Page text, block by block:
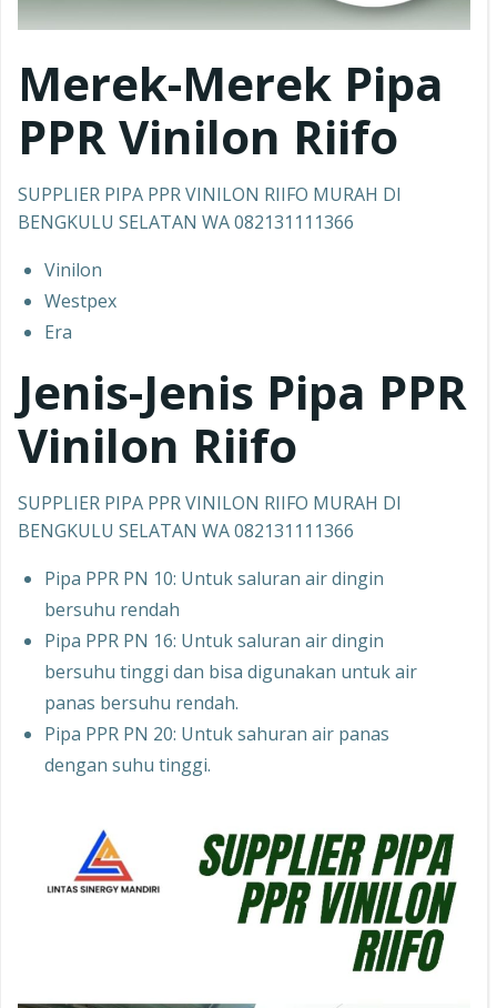
Merek-Merek Pipa
PPRVinilon Riifo
SUPPLIER PIPA PPR VINILON RIIFO MURAH DI
BENGKULU SELATAN WA 082131111366
Vinilon
Westpex
Era
Jenis-Jenis Pipa PPR
Vinilon Riifo
SUPPLIER PIPA PPR VINILON RIIFO MURAH DI
BENGKULU SELATAN WA 082131111366
Pipa PPR PN 10: Untuk saluran air dingin
bersuhu rendah
Pipa PPR PN 16: Untuk saluran air dingin
bersuhu tinggi dan bisa digunakan untuk air
panas bersuhu rendah.
Pipa PPR PN 20: Untuk sahuran air panas
dengan suhu tinggi.